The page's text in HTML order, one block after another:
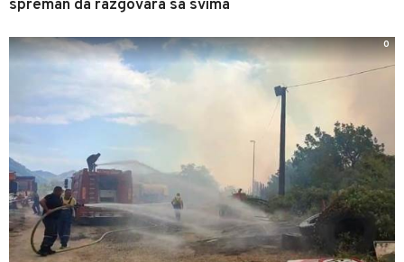
spreman da razgovara sa svima
0